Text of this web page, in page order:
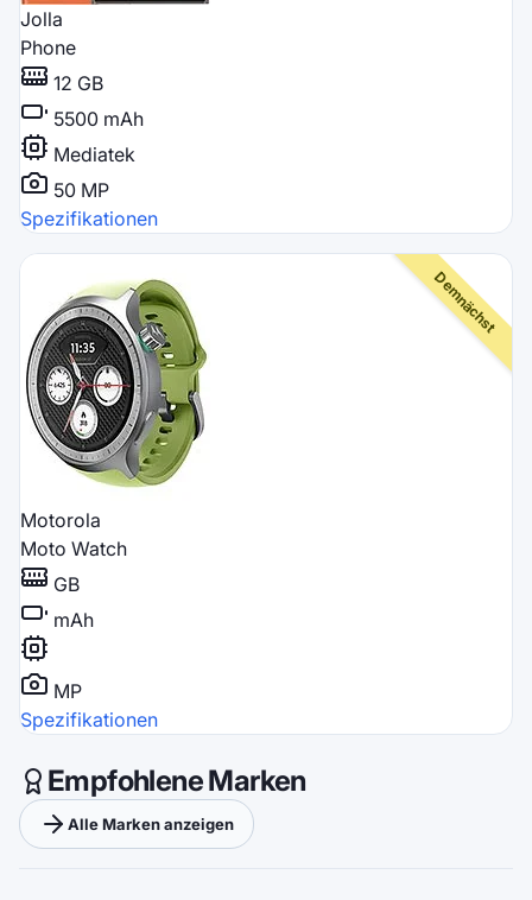
Jolla
Phone
12 GB
5500 mAh
Mediatek
50 MP
Spezifikationen
Motorola
Moto Watch
GB
mAh
MP
Spezifikationen
Empfohlene Marken
Alle Marken anzeigen